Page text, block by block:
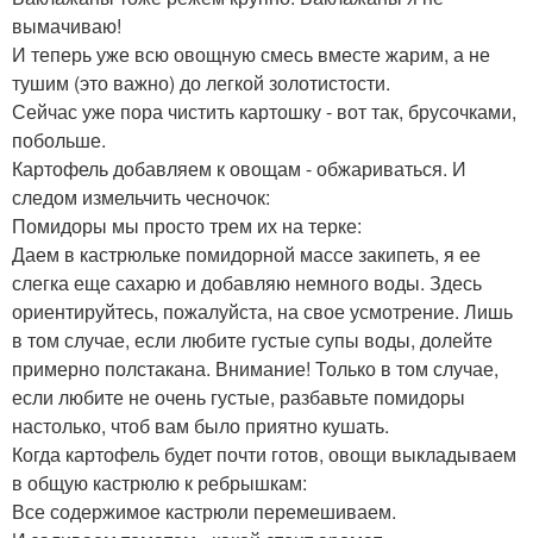
вымачиваю!
И теперь уже всю овощную смесь вместе жарим, а не
тушим (это важно) до легкой золотистости.
Сейчас уже пора чистить картошку - вот так, брусочками,
побольше.
Картофель добавляем к овощам - обжариваться. И
следом измельчить чесночок:
Помидоры мы просто трем их на терке:
Даем в кастрюльке помидорной массе закипеть, я ее
слегка еще сахарю и добавляю немного воды. Здесь
ориентируйтесь, пожалуйста, на свое усмотрение. Лишь
в том случае, если любите густые супы воды, долейте
примерно полстакана. Внимание! Только в том случае,
если любите не очень густые, разбавьте помидоры
настолько, чтоб вам было приятно кушать.
Когда картофель будет почти готов, овощи выкладываем
в общую кастрюлю к ребрышкам:
Все содержимое кастрюли перемешиваем.